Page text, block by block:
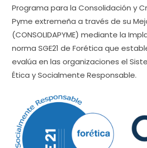
Programa para la Consolidación y
Pyme extremeña a través de su
(CONSOLIDAPYME) mediante la
norma SGE21 de Forética que
evalúa en las organizaciones el
Ética y Socialmente Responsable.